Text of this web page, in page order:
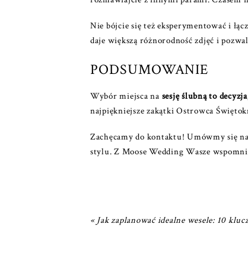
Nie bójcie się też eksperymentować i
daje większą różnorodność zdjęć i
PODSUMOWANIE
Wybór miejsca na sesję ślubnąto
najpiękniejsze zakątki Ostrowca
Zachęcamy do kontaktu! Umówmy się
stylu. Z Moose Wedding Wasze
« Jak zaplanować idealne wesele: 10